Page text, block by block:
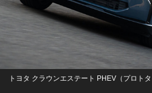
トヨタ クラウンエステート PHEV（プロトタ